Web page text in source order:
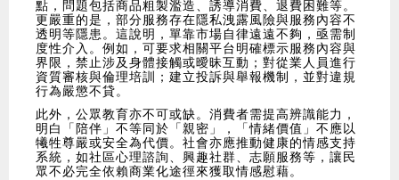
點，問題包括商品粗製濫造、誘導消費、退費困難等。
更嚴重的是，部分服務存在隱私洩露風險與服務內容不
透明等隱患。這說明，單靠市場自律遠遠不夠，亟需制
度性介入。例如，可要求相關平台明確標示服務內容與
界限，禁止涉及身體接觸或曖昧互動；對從業人員進行
資質審核與倫理培訓；建立投訴與舉報機制，並對違規
行為嚴懲不貸。
此外，公眾教育亦不可或缺。消費者需提高辨識能力，
明白「陪伴」不等同於「親密」，「情緒價值」不應以
犧牲尊嚴或安全為代價。社會亦應推動健康的情感支持
系統，如社區心理諮詢、興趣社群、志願服務等，讓民
眾不必完全依賴商業化途徑來獲取情感慰藉。